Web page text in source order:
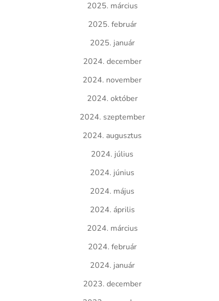
2025. március
2025. február
2025. január
2024. december
2024. november
2024. október
2024. szeptember
2024. augusztus
2024. július
2024. június
2024. május
2024. április
2024. március
2024. február
2024. január
2023. december